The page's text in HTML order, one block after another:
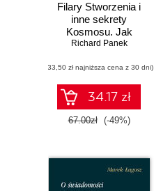
Filary Stworzenia i
inne sekrety
Kosmosu. Jak
Teleskop Jamesa
tajemnice
Wszechświata
Richard Panek
(33,50 zł najniższa cena z 30 dni)
34.17 zł
67.00zł (-49%)